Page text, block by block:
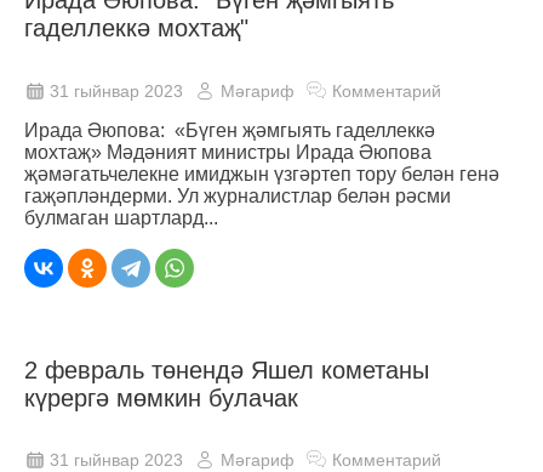
гаделлеккә мохтаҗ"
31 гыйнвар 2023 Мәгариф Комментарий
Ирада Әюпова: «Бүген җәмгыять гаделлеккә
мохтаҗ» Мәдәният министры Ирада Әюпова
җәмәгатьчелекне имиджын үзгәртеп тору белән генә
гаҗәпләндерми. Ул журналистлар белән рәсми
булмаган шартлард...
2 февраль төнендә Яшел кометаны
күрергә мөмкин булачак
31 гыйнвар 2023 Мәгариф Комментарий